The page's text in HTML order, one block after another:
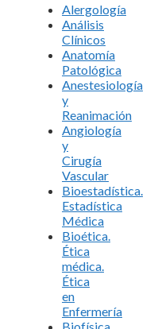
Alergología
Análisis
Clínicos
Anatomía
Patológica
Anestesiología
y
Reanimación
Angiología
y
Cirugía
Vascular
Bioestadística.
Estadística
Médica
Bioética.
Ética
médica.
Ética
en
Enfermería